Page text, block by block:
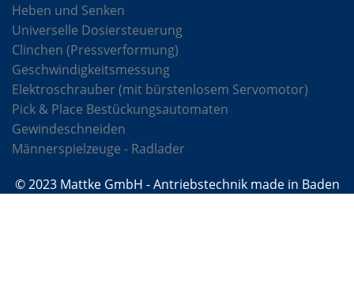
Heben und Senken
Universelle Dosiersteuerung
Clinchen (Pressverformung)
Geschwindigkeitsmessung
Elektroschrauber (mit bürstenlosem Servomotor)
Pick & Place Bestückungsautomaten
Gewindeschneiden
Männerspielzeuge - Radlader
© 2023 Mattke GmbH - Antriebstechnik made in Baden